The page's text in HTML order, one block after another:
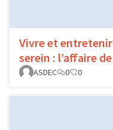
Vivre et
serein : l’affaire
ASDEC
0 0